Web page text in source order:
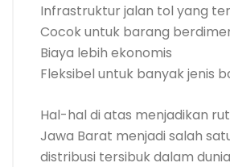
Infrastruktur jalan tol yang
Cocok untuk barang
Biaya lebih ekonomis
Fleksibel untuk banyak jenis
Hal-hal di atas menjadikan
Jawa Barat menjadi salah
distribusi tersibuk dalam